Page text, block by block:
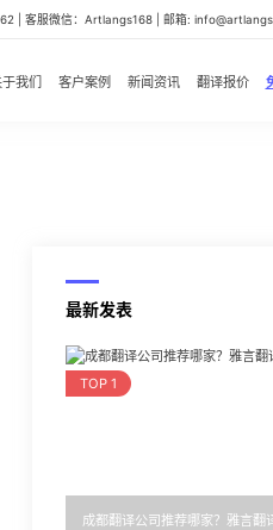
| 客服微信：Artlangs168 | 邮箱:
我们 客户案例 新闻资讯 翻译报价
最新发表
TOP 1
成都翻译公司推荐哪家？雅言翻